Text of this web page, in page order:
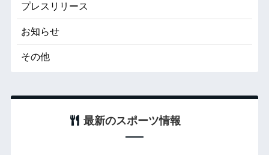
プレスリリース
お知らせ
その他
最新のスポーツ情報